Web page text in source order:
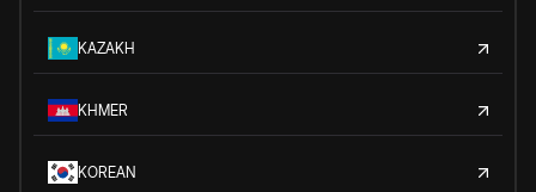
KAZAKH
KHMER
KOREAN